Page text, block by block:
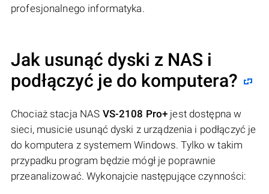
profesjonalnego informatyka.
Jak usunąć dyski z NAS i
podłączyć je do komputera?
Chociaż stacja NAS VS-2108 Pro+ jest dostępna w
sieci, musicie usunąć dyski z urządzenia i podłączyć je
do komputera z systemem Windows. Tylko w takim
przypadku program będzie mógł je poprawnie
przeanalizować. Wykonajcie następujące czynności: